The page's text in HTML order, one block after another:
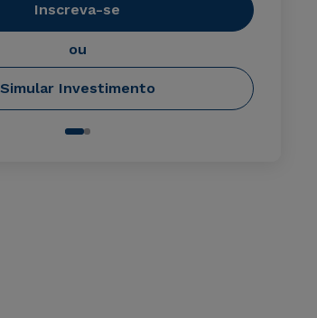
Inscreva-se
ou
Simular Investimento